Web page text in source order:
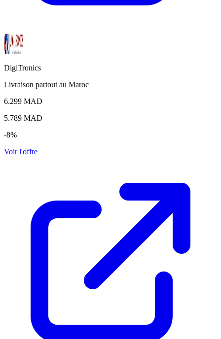
DigiTronics
Livraison partout au Maroc
6.299 MAD
5.789 MAD
-8%
Voir l'offre